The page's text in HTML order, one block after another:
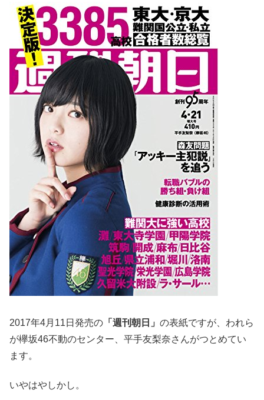
2017年4月11日発売の 「週刊朝日」 の表紙ですが、われら
が欅坂46不動のセンター、平手友梨奈さんがつとめてい
ます。
いやはやしかし。